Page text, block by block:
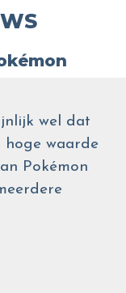
wel dat
hoge waarde
Pokémon